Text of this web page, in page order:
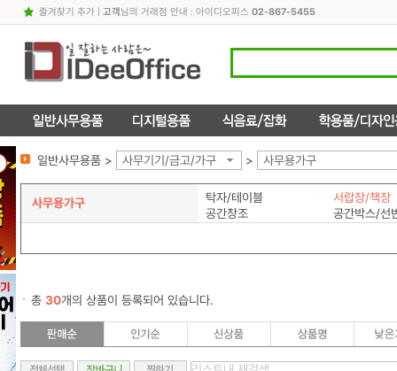
즐겨찾기 추가| 고객님의 거래점 안내 : 아이디오피스 02-867-5455
일반사무용품 > 사무기기/금고/가구 > 사무용가구
사무용가구 탁자/테이블
서랍장/책장
공간창조
공간박스/선
총 30개의 상품이 등록되어 있습니다.